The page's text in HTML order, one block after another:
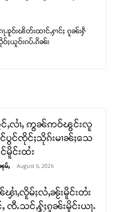
ႃႉၶူဝ်းၽိတ်းထၢင်ႇႁၢင်ႈ ၵူၼ်းႁဵ
ႈယူဝ်းၵပ်ႉၵိၼ်း
ႇလၢႆႇ ဢွၼ်ဢဝ်ၽွင်းလူ
ပွင်ၸိုင်ႈသိုၵ်းမၢၼ်ႈသေ
မိူင်းထႆး
မ်ႇ - August 6, 2026
ၾၢႆႇလိူမ်ႈလႆႇၼႂ်းမိူင်းတႆး
ၸီႉသင်ႇႁႂ်ႈၵူၼ်းမိူင်းယႃႉ